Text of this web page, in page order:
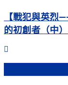
【戰犯與英
的初創者（中）